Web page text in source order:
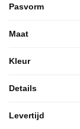
Pasvorm
Maat
Kleur
Details
Levertijd